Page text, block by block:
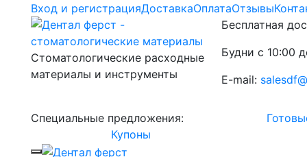
Вход и регистрацияДоставкаОплатаОтзывы
Стоматологические расходные
материалы и инструменты
Бесплатная
Будни с 10:00
E-mail:
Специальные предложения:
Купоны